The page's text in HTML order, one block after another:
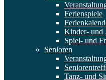
Ferienspiele
Kinder- und
Spiel- und
Senioren
Tanz- und